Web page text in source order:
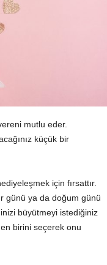
mutlu eder.
küçük bir
için fırsattır.
günü ya da doğum günü
büyütmeyi istediğiniz
birini seçerek onu